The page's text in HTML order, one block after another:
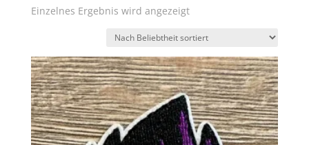
Einzelnes Ergebnis wird angezeigt